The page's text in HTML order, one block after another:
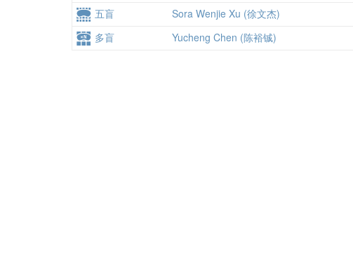
五盲 Sora Wenjie Xu (徐文杰)
多盲 Yucheng Chen (陈裕铖)